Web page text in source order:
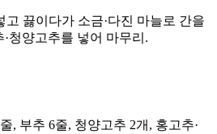
끓이다가 소금·다진 마늘로 간을
·청양고추를 넣어 마무리.
, 부추 6줄, 청양고추 2개, 홍고추·